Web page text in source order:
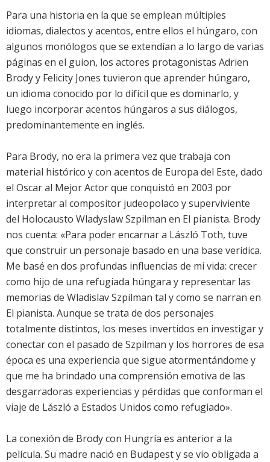
Para una historia en la que se emplean múltiples
idiomas, dialectos y acentos, entre ellos el húngaro, con
algunos monólogos que se extendían a lo largo de varias
páginas en el guion, los actores protagonistas Adrien
Brody y Felicity Jones tuvieron que aprender húngaro,
un idioma conocido por lo difícil que es dominarlo, y
luego incorporar acentos húngaros a sus diálogos,
predominantemente en inglés.
Para Brody, no era la primera vez que trabaja con
material histórico y con acentos de Europa del Este, dado
el Oscar al Mejor Actor que conquistó en 2003 por
interpretar al compositor judeopolaco y superviviente
del Holocausto Wladyslaw Szpilman en El pianista. Brody
nos cuenta: «Para poder encarnar a László Toth, tuve
que construir un personaje basado en una base verídica.
Me basé en dos profundas influencias de mi vida: crecer
como hijo de una refugiada húngara y representar las
memorias de Wladislav Szpilman tal y como se narran en
El pianista. Aunque se trata de dos personajes
totalmente distintos, los meses invertidos en investigar y
conectar con el pasado de Szpilman y los horrores de esa
época es una experiencia que sigue atormentándome y
que me ha brindado una comprensión emotiva de las
desgarradoras experiencias y pérdidas que conforman el
viaje de László a Estados Unidos como refugiado».
La conexión de Brody con Hungría es anterior a la
película. Su madre nació en Budapest y se vio obligada a